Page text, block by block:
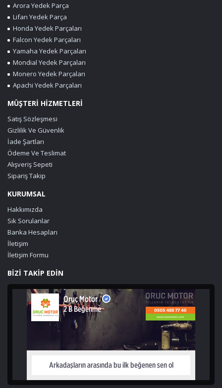
Arora Yedek Parça
Lifan Yedek Parça
Honda Yedek Parçaları
Falcon Yedek Parçaları
Yamaha Yedek Parçaları
Mondial Yedek Parçaları
Monero Yedek Parçaları
Apachi Yedek Parçaları
MÜŞTERİ HİZMETLERİ
Satış Sözleşmesi
Gizlilik Ve Güvenlik
İade Şartları
Ödeme Ve Teslimat
Alışveriş Sepeti
Sipariş Takip
KURUMSAL
Hakkımızda
Sık Sorulanlar
Banka Hesapları
İletişim
İletişim Formu
BİZİ TAKİP EDİN